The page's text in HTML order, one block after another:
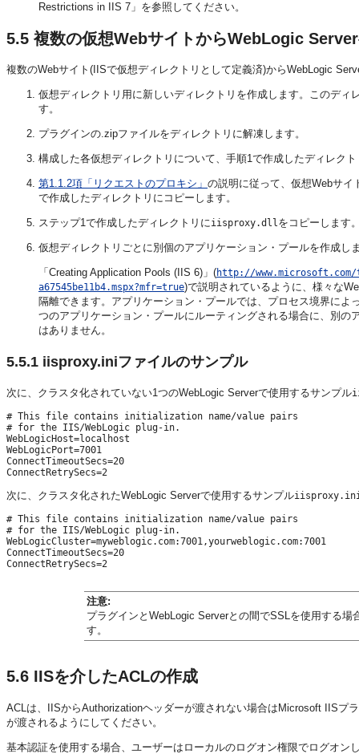
Restrictions in IIS 7」を参照してください。
5.5 複数の仮想WebサイトからWebLogic
複数のWebサイト(IISで仮想ディレクトリとして定義済)からWebLogic
仮想ディレクトリ用に新しいディレクトリを作成します。このディ
す。
プラグインの.zipファイルをディレクトリに解凍します。
構成した各仮想ディレクトリについて、手順1で作成したディレク
第1.1.2項「リクエストのプロキシ」 の説明に従って、仮想Webサイ
で作成したディレクトリにコピーします。
ステップ1で作成したディレクトリにiisproxy.dllをコピーします
仮想ディレクトリごとに別個のアプリケーション・プールを作成し
「Creating Application Pools (IIS 6)」(http://www.microsoft.com/
a67545be11b4.mspx?mfr=true)で説明されているように、様々な
隔離できます。アプリケーション・プールでは、プロセス境界に
つのアプリケーション・プールにルーティングされる場合に、別
はありません。
5.5.1 iisproxy.iniファイルのサンプル
次に、クラスタ化されていない1つのWebLogic Serverで使用するサンプル
# This file contains initialization name/value pairs
# for the IIS/WebLogic plug-in.
WebLogicHost=localhost
WebLogicPort=7001
ConnectTimeoutSecs=20
次に、クラスタ化されたWebLogic Serverで使用するサンプル
# This file contains initialization name/value pairs
# for the IIS/WebLogic plug-in.
WebLogicCluster=myweblogic.com:7001,yourweblogic.com:7001
ConnectTimeoutSecs=20
注意:
プラグインとWebLogic Serverとの間でSSLを使用する
す。
5.6 IISを介したACLの作成
ACLは、IISからAuthorizationヘッダーが渡されない場合はMicrosoft IISプ
が渡されるようにしてください。
基本認証を使用する場合、ユーザーはローカルのログオン権限でログオ